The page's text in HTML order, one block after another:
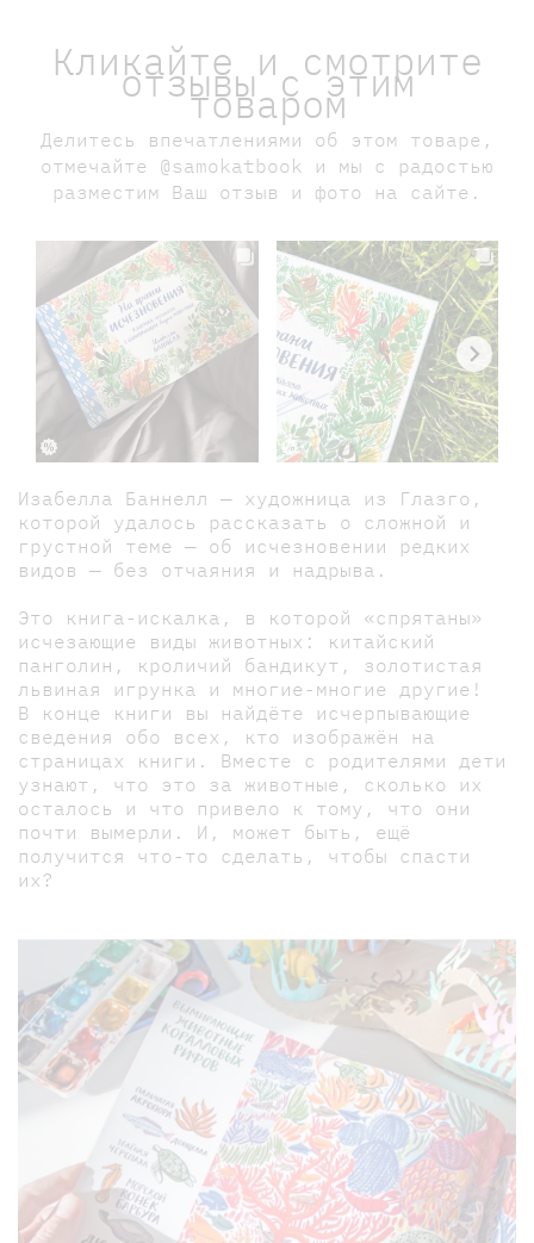
Кликайте и смотрите
отзывы с этим
товаром
Делитесь впечатлениями об этом товаре,
отмечайте @samokatbook и мы с радостью
разместим Ваш отзыв и фото на сайте.
Изабелла Баннелл — художница из Глазго,
которой удалось рассказать о сложной и
грустной теме — об исчезновении редких
видов — без отчаяния и надрыва.
Это книга-искалка, в которой «спрятаны»
исчезающие виды животных: китайский
панголин, кроличий бандикут, золотистая
львиная игрунка и многие-многие другие!
В конце книги вы найдёте исчерпывающие
сведения обо всех, кто изображён на
страницах книги. Вместе с родителями дети
узнают, что это за животные, сколько их
осталось и что привело к тому, что они
почти вымерли. И, может быть, ещё
получится что-то сделать, чтобы спасти
их?